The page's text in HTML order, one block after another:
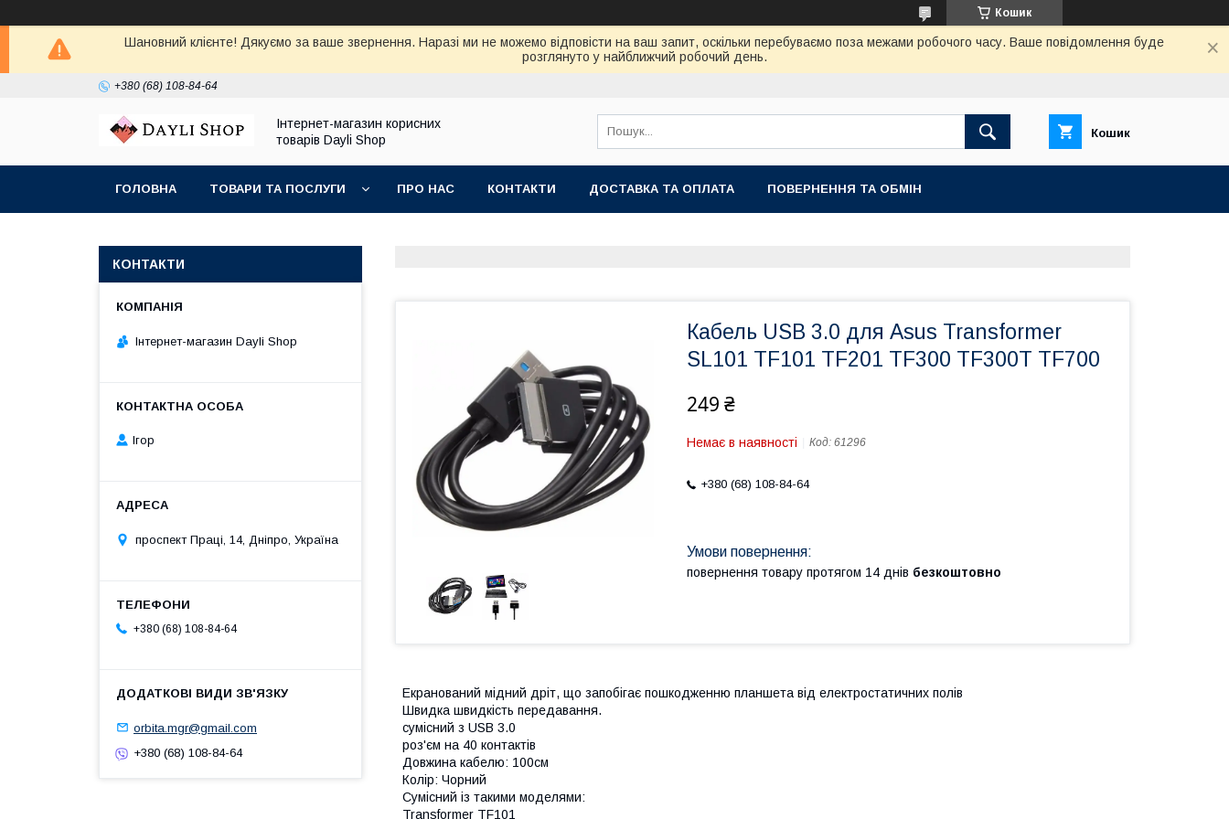
Кошик
Шановний клієнте! Дякуємо за ваше звернення. Наразі ми не можемо відповісти на ваш запит, оскільки перебуваємо поза межами робочого часу. Ваше повідомлення буде
розглянуто у найближчий робочий день.
+380 (68) 108-84-64
Інтернет-магазин корисних
товарів Dayli Shop
Кошик
ГОЛОВНА ТОВАРИ ТА ПОСЛУГИ ПРО НАС КОНТАКТИ ДОСТАВКА ТА ОПЛАТА ПОВЕРНЕННЯ ТА ОБМІН
Кабель USB 3.0 для Asus Transformer
SL101 TF101 TF201 TF300 TF300T TF700
249 ₴
Немає в наявності Код: 61296
+380 (68) 108-84-64
повернення товару протягом 14 днів безкоштовно
Екранований мідний дріт, що запобігає пошкодженню планшета від електростатичних полів
Швидка швидкість передавання.
сумісний з USB 3.0
роз'єм на 40 контактів
Довжина кабелю: 100см
Колір: Чорний
Сумісний із такими моделями:
Transformer TF101
КОНТАКТИ
Інтернет-магазин Dayli Shop
Ігор
проспект Праці, 14, Дніпро, Україна
+380 (68) 108-84-64
orbita.mgr@gmail.com
+380 (68) 108-84-64